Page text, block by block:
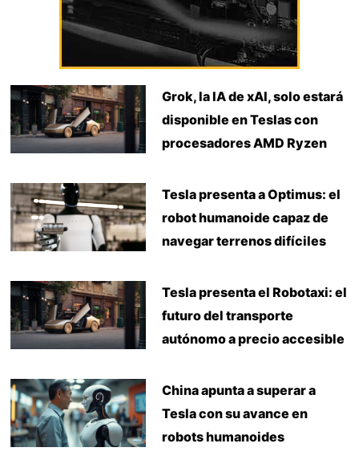
Grok, la IA de xAI, solo estará
disponible en Teslas con
procesadores AMD Ryzen
Tesla presenta a Optimus: el
robot humanoide capaz de
navegar terrenos difíciles
Tesla presenta el Robotaxi: el
futuro del transporte
autónomo a precio accesible
China apunta a superar a
Tesla con su avance en
robots humanoides